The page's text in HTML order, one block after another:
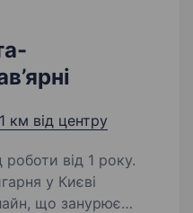
км від центру
роботи від 1 року.
у Києві
що занурює